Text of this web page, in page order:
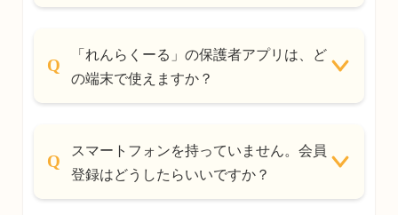
「れんらくーる」の保護者アプリは、ど
の端末で使えますか？
スマートフォンを持っていません。会員
登録はどうしたらいいですか？